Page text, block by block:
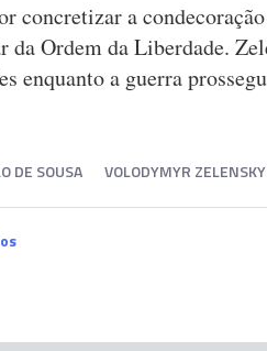
concretizar a
da Ordem da Liberdade.
enquanto a guerra
DE SOUSA VOLODYMYR ZELENSKY